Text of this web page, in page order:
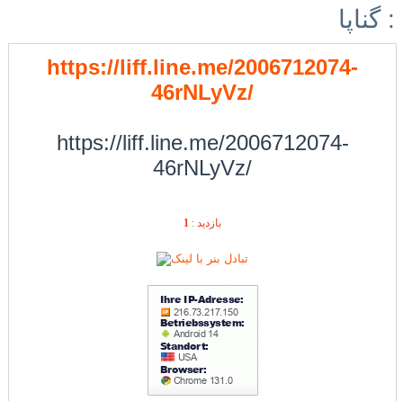
گناپا :
https://liff.line.me/2006712074-
46rNLyVz/
https://liff.line.me/2006712074-
46rNLyVz/
بازديد : 1